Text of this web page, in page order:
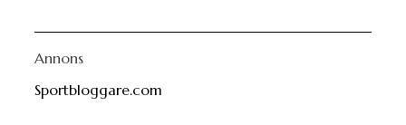
Annons
Sportbloggare.com